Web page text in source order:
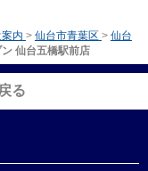
内 > 仙台市青葉区 > 仙台
仙台五橋駅前店
る